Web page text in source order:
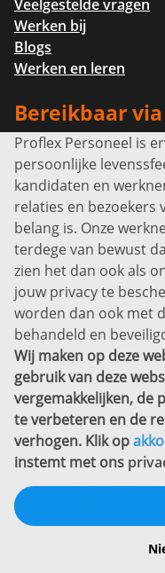
Veelgestelde vragen
Werken bij
Blogs
Werken en leren
Bereikbaar via
Bel ons:+31 (0)85
Prins Willem-
7311 SW Apeldoorn
Disclaimer
Privacyverklaring
Sitemap
Copyright
Bekijk ook
Proflex Personeel is
persoonlijke
kandidaten en
relaties en bezoekers
belang is. Onze
terdege van bewust
zien het dan ook als
jouw privacy te
worden dan ook met
behandeld en
Wij maken op deze
gebruik van deze
vergemakkelijken, de
te verbeteren en de
verhogen. Klik op
instemt met ons